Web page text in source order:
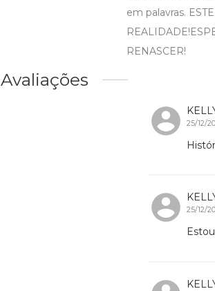
em palavras.
RENASCER!
Avaliações
25/12/
25/12/